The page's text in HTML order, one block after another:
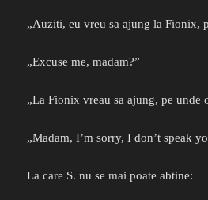
„Auziti, eu vreu sa ajung la Fionix,
„Excuse me, madam?”
„La Fionix vreau sa ajung, pe unde
„Madam, I’m sorry, I don’t speak
La care S. nu se mai poate abtine: